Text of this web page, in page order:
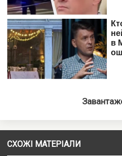
СХОЖІ МАТЕРІАЛИ